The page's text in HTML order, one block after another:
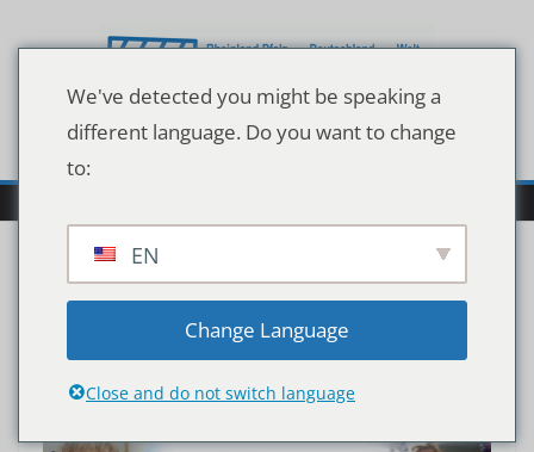
Inhalt
We've detected you might be speaking a
different language. Do you want to change
to:
EN
Change Language
Close and do not switch language